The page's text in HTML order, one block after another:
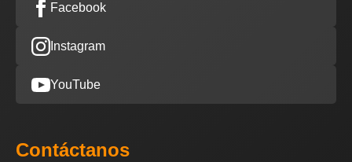
Facebook
Instagram
YouTube
Contáctanos